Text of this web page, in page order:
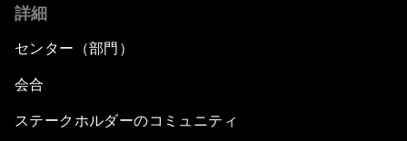
詳細
センター（部門）
会合
ステークホルダーのコミュニティ